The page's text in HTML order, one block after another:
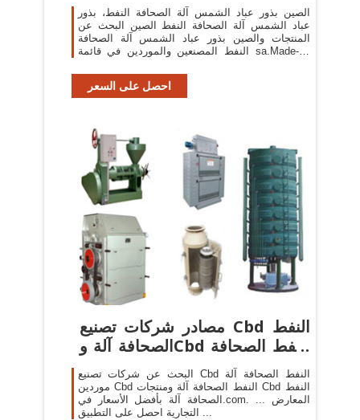
الصين بذور عباد الشمس آلة الصحافة النفط، بذور
عباد الشمس آلة الصحافة النفط الصين البحث عن
المنتجات والصين بذور عباد الشمس آلة الصحافة
النفط المصنعين والموردين في قائمة sa.Made-in-
احصل على السعر
مصادر شركات تصنيع Cbd النفط
الصحافة آلة وCbd النفط الصحافة
البحث عن شركات تصنيع Cbd النفط الصحافة آلة
موردين Cbd النفط الصحافة آلة ومنتجات Cbd النفط
الصحافة آلة بأفضل الأسعار في.com. ... المعارض
التجارية احصل على التطبيق ...